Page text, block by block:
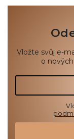
Vložte svůj e-
o